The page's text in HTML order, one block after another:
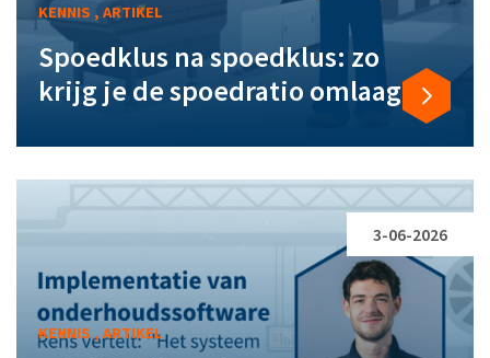
KENNIS , ARTIKEL
Spoedklus na spoedklus: zo
krijg je de spoedratio omlaag
KENNIS , ARTIKEL
3-06-2026